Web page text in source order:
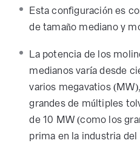
Esta configuración es
de tamaño mediano y
La potencia de los
medianos varía desde
varios megavatios
grandes de múltiples
de 10 MW (como los
prima en la industria